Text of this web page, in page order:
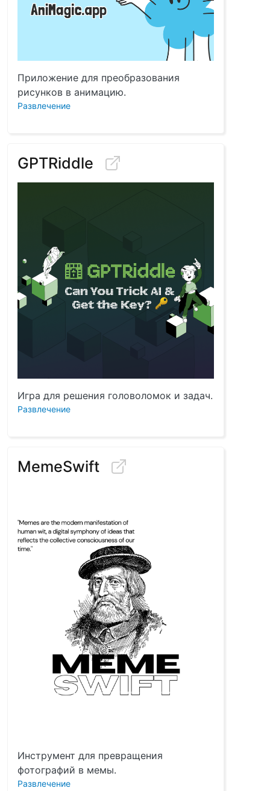
Приложение для преобразования
рисунков в анимацию.
Развлечение
GPTRiddle
Игра для решения головоломок и задач.
Развлечение
MemeSwift
Инструмент для превращения
фотографий в мемы.
Развлечение